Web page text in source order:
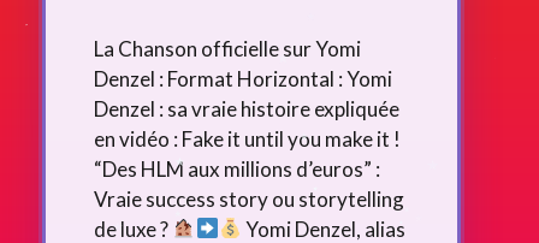
La Chanson officielle sur Yomi
Denzel : Format Horizontal : Yomi
Denzel : sa vraie histoire expliquée
en vidéo : Fake it until you make it !
“Des HLM aux millions d’euros” :
Vraie success story ou storytelling
de luxe ?
Yomi Denzel, alias